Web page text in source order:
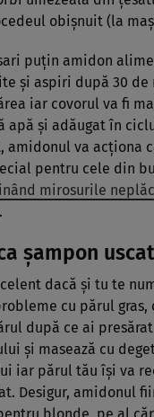
obişnuit (la
puţin amidon
şi aspiri după 30
iar covorul va fi
apă şi adăugat în
amidonul va acţiona
pentru cele din
mirosurile
şampon uscat
dacă şi tu te
cu părul gras,
după ce ai
şi masează cu
iar părul tău îşi va
Desigur, amidonul
blonde, pe al